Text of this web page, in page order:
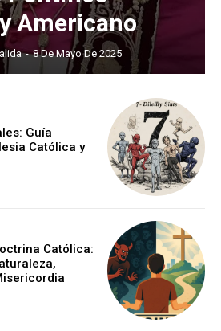
Americano
- 8 De Mayo De 2025
Guía
Católica y
Católica: